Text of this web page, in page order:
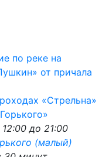
«Стрельна»
до 21:00
(малый)